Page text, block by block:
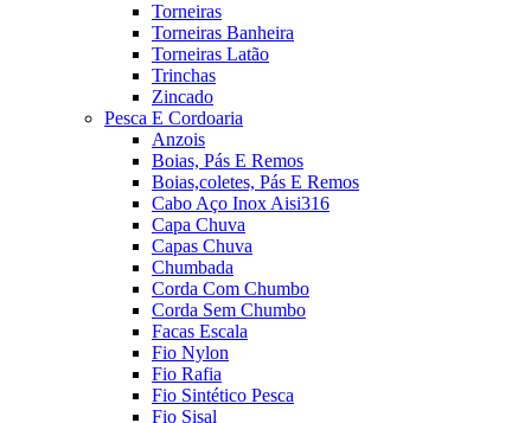
Torneiras
Torneiras Banheira
Torneiras Latão
Trinchas
Zincado
Pesca E Cordoaria
Anzois
Boias, Pás E Remos
Boias,coletes, Pás E Remos
Cabo Aço Inox Aisi316
Capa Chuva
Capas Chuva
Chumbada
Corda Com Chumbo
Corda Sem Chumbo
Facas Escala
Fio Nylon
Fio Rafia
Fio Sintético Pesca
Fio Sisal